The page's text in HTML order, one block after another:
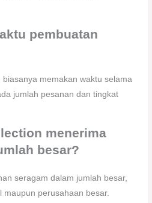
pembuatan
memakan waktu selama
jumlah pesanan dan tingkat
menerima
besar?
seragam dalam jumlah besar,
maupun perusahaan besar.